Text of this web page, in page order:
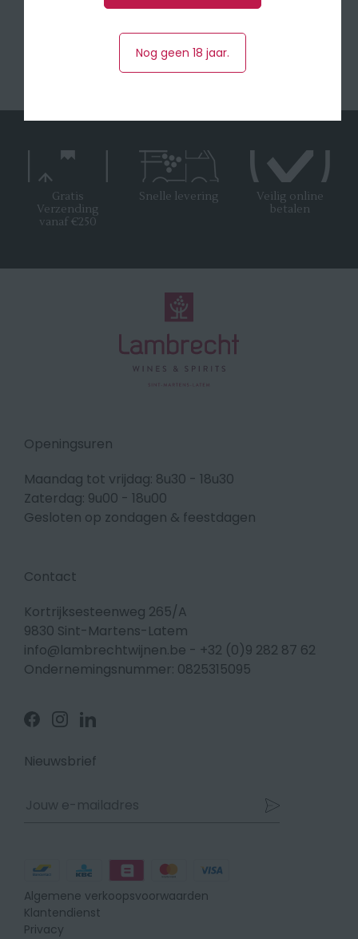
Download de technische fiche
Gratis
Verzending
vanaf €250
Snelle levering
Veilig online
betalen
Openingsuren
Maandag tot vrijdag: 8u30 - 18u30
Zaterdag: 9u00 - 18u00
Gesloten op zondagen & feestdagen
Contact
Kortrijksesteenweg 265/A
9830 Sint-Martens-Latem
info@lambrechtwijnen.be - +32 (0)9 282 87 62
Ondernemingsnummer: 0825315095
Volg
ons
Facebook
Volg
ons
Instagram
Volg
ons
Linkedin
Nieuwsbrief
Betaalmethodes
Algemene verkoopsvoorwaarden
Klantendienst
Privacy
Nog geen 18 jaar.